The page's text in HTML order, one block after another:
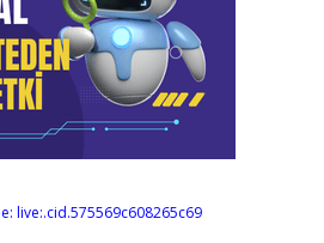
live:.cid.575569c608265c69